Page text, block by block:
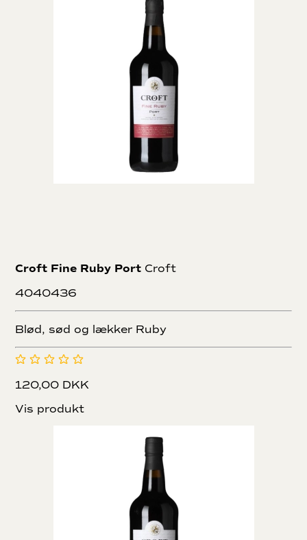
Croft Fine Ruby Port Croft
4040436
Blød, sød og lækker Ruby
120,00 DKK
Vis produkt